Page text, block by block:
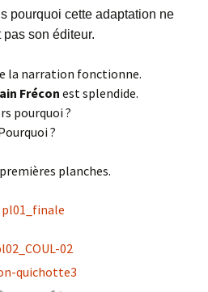
pourquoi cette adaptation ne
pas son éditeur.
la narration fonctionne.
Frécon est splendide.
pourquoi ?
?
planches.